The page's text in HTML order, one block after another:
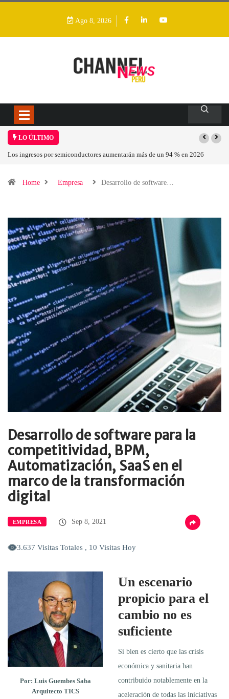
Ago 8, 2026
LO ÚLTIMO
Los ingresos por semiconductores aumentarán más de un 94 % en 2026
Home Empresa Desarrollo de software…
Desarrollo de software para la
competitividad, BPM,
Automatización, SaaS en el
marco de la transformación
digital
EMPRESA Sep 8, 2021
3.637 Visitas Totales , 10 Visitas Hoy
Por: Luis Guembes Saba
Arquitecto TICS
Un escenario
propicio para el
cambio no es
suficiente
Si bien es cierto que las crisis
económica y sanitaria han
contribuido notablemente en la
aceleración de todas las iniciativas